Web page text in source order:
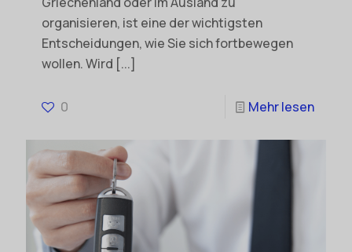
organisieren, ist eine der wichtigsten
Entscheidungen, wie Sie sich fortbewegen
wollen. Wird [...]
0 Mehr lesen